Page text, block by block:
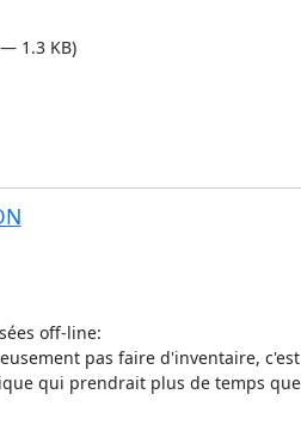
1.3 KB)
off-line:
pas faire d'inventaire,
qui prendrait plus de temps